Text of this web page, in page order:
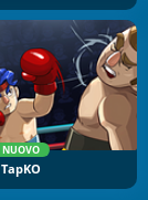
NUOVO
TapKO